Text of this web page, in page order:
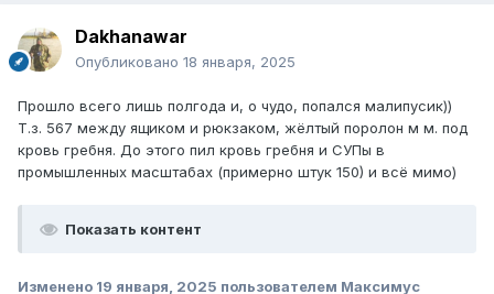
Dakhanawar
Опубликовано 18 января, 2025
Прошло всего лишь полгода и, о чудо, попался малипусик))
Т.з. 567 между ящиком и рюкзаком, жёлтый поролон м м. под
кровь гребня. До этого пил кровь гребня и СУПы в
промышленных масштабах (примерно штук 150) и всё мимо)
Показать контент
Изменено 19 января, 2025 пользователем Максимус